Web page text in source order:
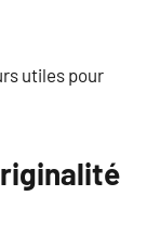
utiles pour